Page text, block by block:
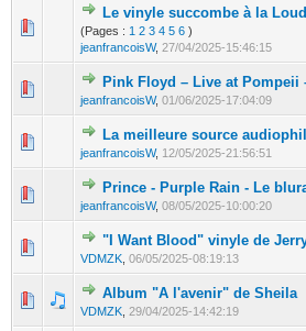
Le vinyle succombe à la
(Pages : 1 2 3 4 5 6 )
jeanfrancoisW, 27/04/2025-15:46:15
Pink Floyd – Live at Pompeii
jeanfrancoisW, 01/06/2025-17:04:09
La meilleure source
jeanfrancoisW, 12/05/2025-21:56:51
Prince - Purple Rain - Le
jeanfrancoisW, 08/05/2025-10:00:20
"I Want Blood" vinyle de Jerry
VDMZK 06/05/2025-08:19:13
Album "A l'avenir" de Sheila
VDMZK 29/04/2025-14:42:19